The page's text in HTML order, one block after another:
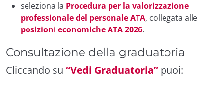
seleziona la Procedura per la valorizzazione
professionale del personale ATA, collegata alle
posizioni economiche ATA 2026.
Consultazione della graduatoria
Cliccando su “Vedi Graduatoria” puoi: